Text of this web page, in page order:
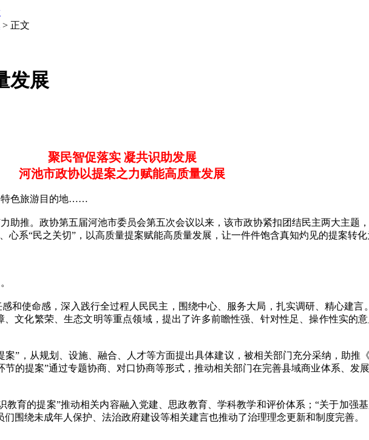
> 正文
发展
聚民智促落实 凝共识助发展
河池市政协以提案之力赋能高质量发展
色旅游目的地……
推。政协第五届河池市委员会第五次会议以来，该市政协紧扣团结民主两大主题
系“民之关切”，以高质量提案赋能高质量发展，让一件件饱含真知灼见的提案转化
使命感，深入践行全过程人民民主，围绕中心、服务大局，扎实调研、精心建言
文化繁荣、生态文明等重点领域，提出了许多前瞻性强、针对性足、操作性实的
，从规划、设施、融合、人才等方面提出具体建议，被相关部门充分采纳，助推
的提案”通过专题协商、对口协商等形式，推动相关部门在完善县域商业体系、发
的提案”推动相关内容融入党建、思政教育、学科教学和评价体系；“关于加强
围绕未成年人保护、法治政府建设等相关建言也推动了治理理念更新和制度完善。